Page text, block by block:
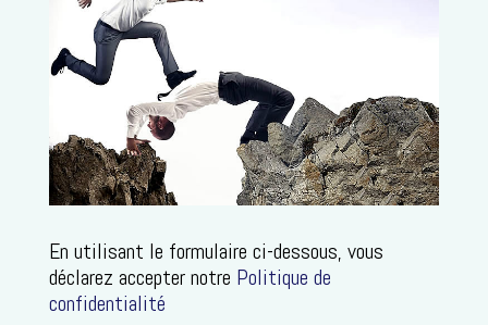
En utilisant le formulaire ci-dessous, vous
déclarez accepter notre Politique de
confidentialité